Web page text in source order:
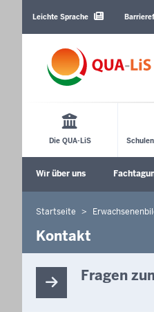
Sprachen
Leichte Sprache
Die QUA-LiS
Wir über uns
Sie
befinden
hier
Startseite
Kontakt
Fragen